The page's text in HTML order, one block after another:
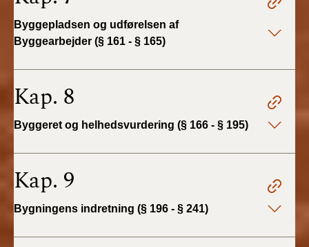
2019)
BR18 (1/1-4/7 2019)
2018)
BR18 (1/1-30/6
BR15 (2015-2018)
Tidligere BR (1961-
Byggepladsen og udførelsen af
Byggearbejder (§ 161 - § 165)
Kap. 8
Byggeret og helhedsvurdering (§ 166 - § 195)
Kap. 9
Bygningens indretning (§ 196 - § 241)